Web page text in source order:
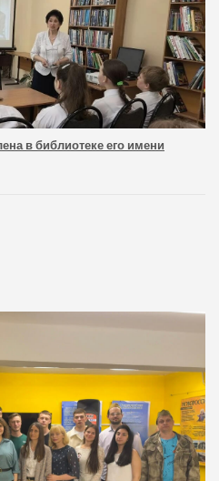
в библиотеке его имени